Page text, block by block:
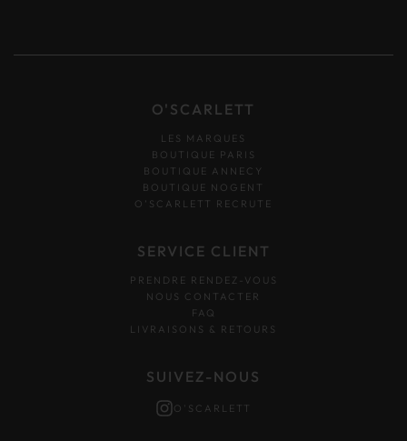
O'SCARLETT
LES MARQUES
BOUTIQUE PARIS
BOUTIQUE ANNECY
BOUTIQUE NOGENT
O’SCARLETT RECRUTE
SERVICE CLIENT
PRENDRE RENDEZ-VOUS
NOUS CONTACTER
FAQ
LIVRAISONS & RETOURS
SUIVEZ-NOUS
O'SCARLETT